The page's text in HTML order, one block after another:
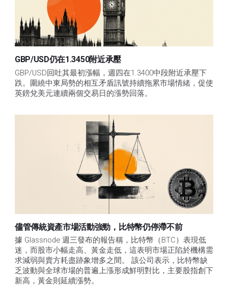
GBP/USD仍在1.3450附近承壓
GBP/USD回吐其最初漲幅，週四在1.3400中段附近承壓下
跌。圍繞中東局勢的相互矛盾訊號持續拖累市場情緒，促使
英鎊兌美元連續兩個交易日的漲勢回落。
儘管傳統資產市場活動強勁，比特幣仍停滯不前
據 Glassnode 週三發布的報告稱，比特幣（BTC）表現低
迷，而股市小幅走高、黃金走低，這表明市場正陷於機構需
求減弱與賣方耗盡跡象增多之間。 該公司表示，比特幣缺
乏波動與全球市場的普遍上漲形成鮮明對比，主要股指創下
新高，黃金則延續漲勢。